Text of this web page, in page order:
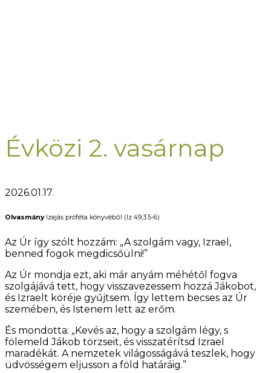
Évközi 2. vasárnap
2026.01.17.
OlvasmányIzajás próféta könyvéből (Iz 49,3.5-6)
Az Úr így szólt hozzám: „A szolgám vagy, Izrael,
benned fogok megdicsőülni!”
Az Úr mondja ezt, aki már anyám méhétől fogva
szolgájává tett, hogy visszavezessem hozzá Jákobot,
és Izraelt köréje gyűjtsem. Így lettem becses az Úr
szemében, és Istenem lett az erőm.
És mondotta: „Kevés az, hogy a szolgám légy, s
fölemeld Jákob törzseit, és visszatérítsd Izrael
maradékát. A nemzetek világosságává teszlek, hogy
üdvösségem eljusson a föld határáig.”